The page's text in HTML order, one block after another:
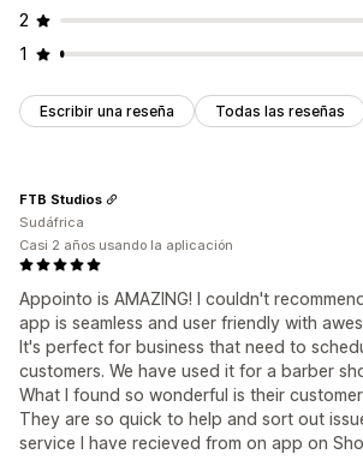
2
1
Escribir una reseña Todas las reseñas
Appointo is AMAZING! I couldn't
app is seamless and user friendly with
It's perfect for business that need to
customers. We have used it for a barber
What I found so wonderful is their
They are so quick to help and sort out
service I have recieved from on app on
FTB Studios
Sudáfrica
Casi 2 años usando la aplicación